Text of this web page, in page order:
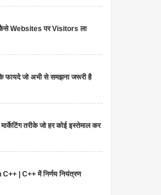
Websites पर Visitors ला
जो अभी से समझना जरूरी है
तरीके जो हर कोई इस्तेमाल कर
| C++ में निर्णय नियंत्रण